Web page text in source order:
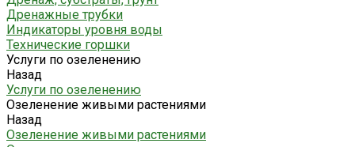
Дренажные трубки
Индикаторы уровня воды
Технические горшки
Услуги по озеленению
Назад
Услуги по озеленению
Озеленение живыми растениями
Назад
Озеленение живыми растениями